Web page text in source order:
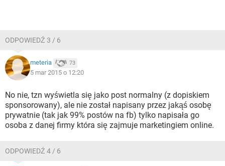
ODPOWIEDŹ 3 / 6
meteria 73
5 mar 2015 o 12:20
No nie, tzn wyświetla się jako post normalny (z dopiskiem
sponsorowany), ale nie został napisany przez jakąś osobę
prywatnie (tak jak 99% postów na fb) tylko napisała go
osoba z danej firmy która się zajmuje marketingiem online.
ODPOWIEDŹ 4 / 6